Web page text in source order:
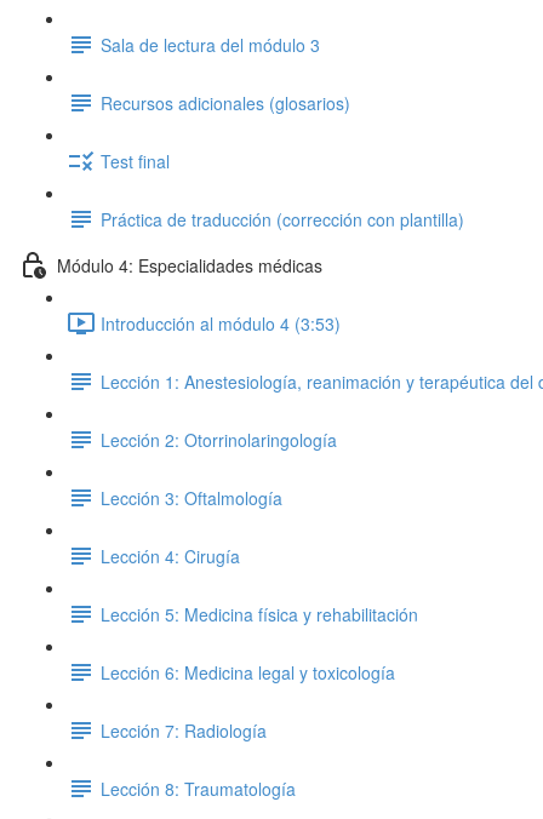
Sala de lectura del módulo 3
Recursos adicionales (glosarios)
Test final
Práctica de traducción (corrección con plantilla)
Módulo 4: Especialidades médicas
Introducción al módulo 4 (3:53)
Lección 1: Anestesiología, reanimación y terapéutica del
Lección 2: Otorrinolaringología
Lección 3: Oftalmología
Lección 4: Cirugía
Lección 5: Medicina física y rehabilitación
Lección 6: Medicina legal y toxicología
Lección 7: Radiología
Lección 8: Traumatología